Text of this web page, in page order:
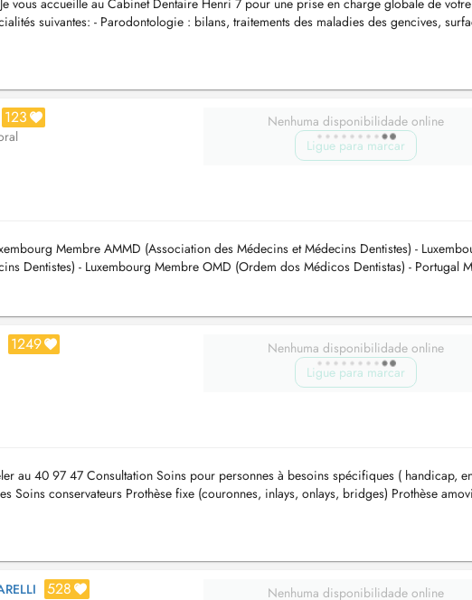
vous accueille au Cabinet Dentaire Henri 7 pour une prise en charge globale de
suivantes: - Parodontologie : bilans, traitements des maladies des gencives,
123
Nenhuma disponibilidade online
Ligue para marcar
Membre AMMD (Association des Médecins et Médecins Dentistes) -
Dentistes) - Luxembourg Membre OMD (Ordem dos Médicos Dentistas) - Portugal
Dentaria Maitre en Réhab...
1249
Nenhuma disponibilidade online
Ligue para marcar
au 40 97 47 Consultation Soins pour personnes à besoins spécifiques ( handicap,
Soins conservateurs Prothèse fixe (couronnes, inlays, onlays, bridges) Prothèse
528 Nenhuma disponibilidade online